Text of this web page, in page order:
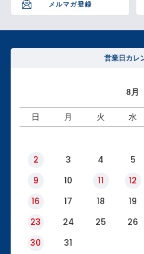
メルマガ登録
営業日カレ
8月
日 月 火 水
2
3 4 5
9
10 11 12
16
17 18 19
23
24 25 26
30
31